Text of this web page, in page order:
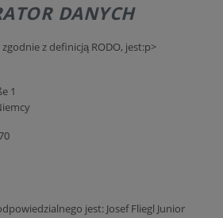
DANYCH
z definicją RODO, jest:p>
1
jest: Josef Fliegl Junior